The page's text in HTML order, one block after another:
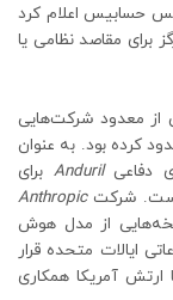
حسابیس اعلام کرد
برای مقاصد نظامی یا
معدود شرکت‌هایی
کرده بود. به عنوان
دفاعیAnduril برای
است. شرکتAnthropic
از مدل هوش
ایالات متحده قرار
آمریکا همکاری